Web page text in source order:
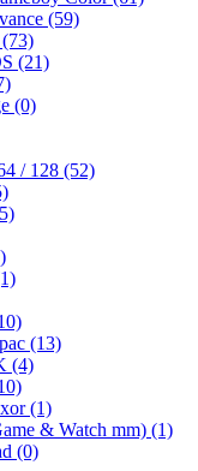
(59)
(73)
(21)
(0)
/ 128 (52)
(13)
(4)
(1)
& Watch mm) (1)
(0)